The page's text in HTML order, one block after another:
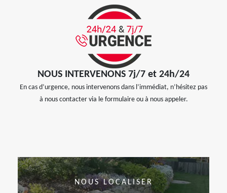
NOUS INTERVENONS 7j/7 et 24h/24
En cas d’urgence, nous intervenons dans l’immédiat, n’hésitez pas
à nous contacter via le formulaire ou à nous appeler.
NOUS LOCALISER